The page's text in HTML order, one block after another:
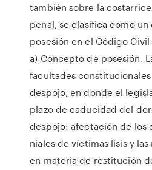
también sobre la
penal, se clasifica como
posesión en el Código
a) Concepto de posesión.
facultades
despojo, en donde el
plazo de caducidad del
despojo: afectación de los
niales de víctimas lisis y
en materia de restitución